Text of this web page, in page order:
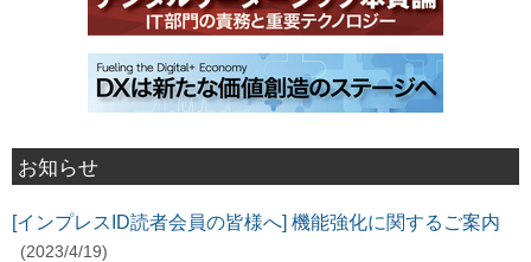
お知らせ
[インプレスID読者会員の皆様へ] 機能強化に関するご案内
(2023/4/19)